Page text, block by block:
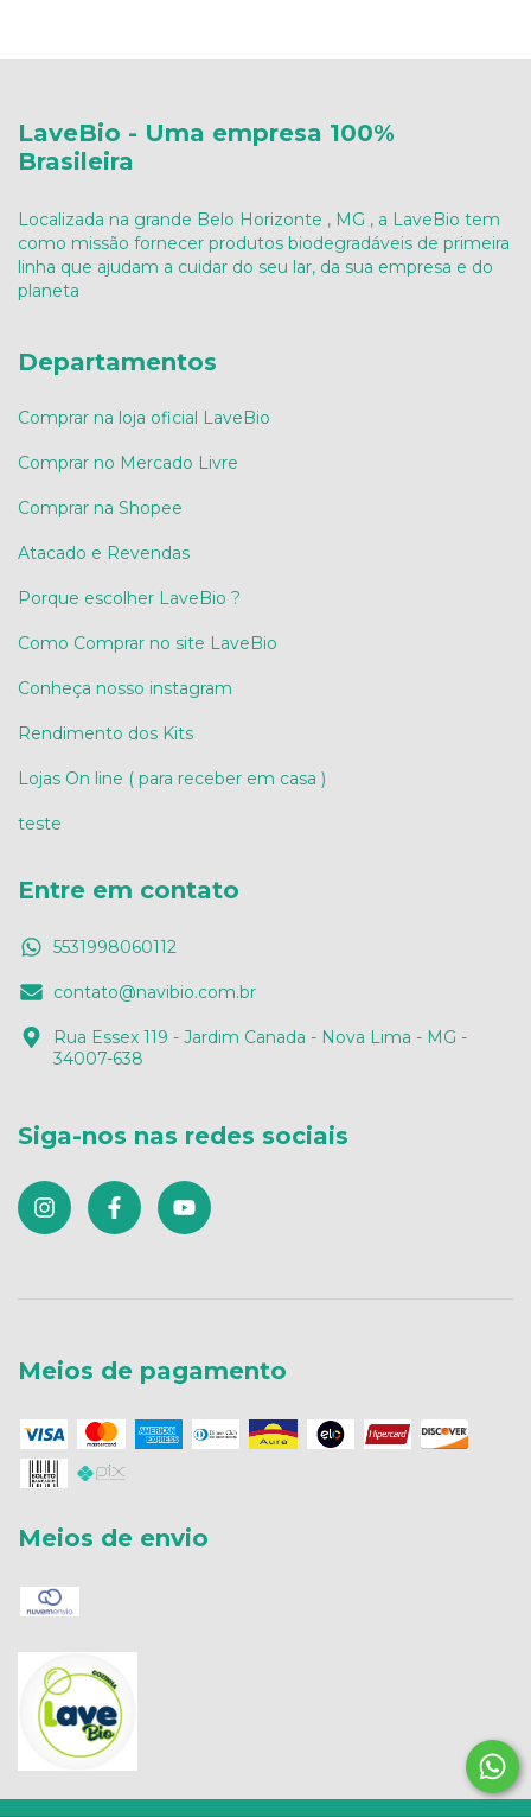
LaveBio - Uma empresa 100%
Brasileira
Localizada na grande Belo Horizonte , MG , a LaveBio tem
como missão fornecer produtos biodegradáveis de primeira
linha que ajudam a cuidar do seu lar, da sua empresa e do
planeta
Departamentos
Comprar na loja oficial LaveBio
Comprar no Mercado Livre
Comprar na Shopee
Atacado e Revendas
Porque escolher LaveBio ?
Como Comprar no site LaveBio
Conheça nosso instagram
Rendimento dos Kits
Lojas On line ( para receber em casa )
teste
Entre em contato
5531998060112
contato@navibio.com.br
Rua Essex 119 - Jardim Canada - Nova Lima - MG -
34007-638
Siga-nos nas redes sociais
Meios de pagamento
Meios de envio